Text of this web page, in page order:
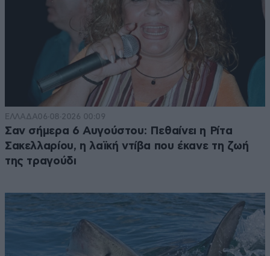
ΕΛΛΑΔΑ06·08·2026 00:09
Σαν σήμερα 6 Αυγούστου: Πεθαίνει η Ρίτα
Σακελλαρίου, η λαϊκή ντίβα που έκανε τη ζωή
της τραγούδι